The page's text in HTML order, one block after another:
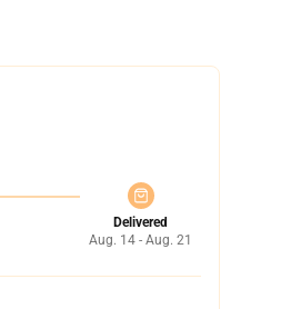
Delivered
Aug. 14 - Aug. 21